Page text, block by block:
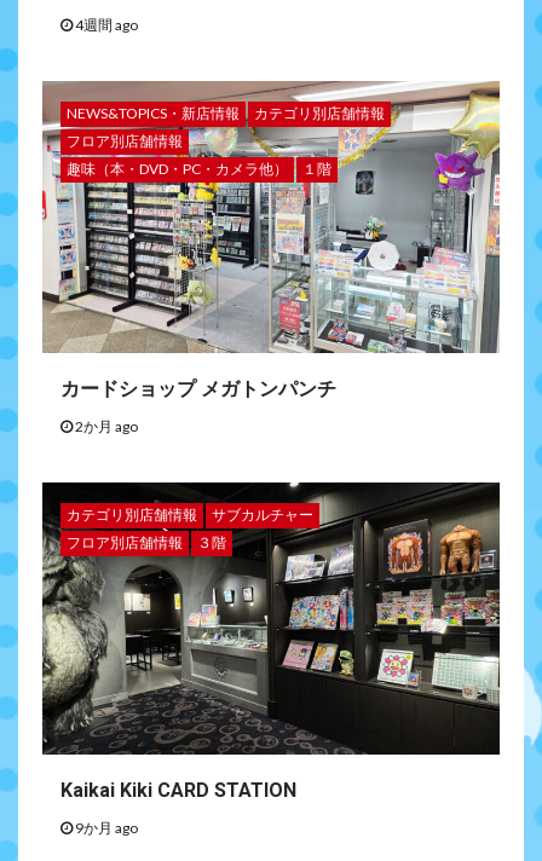
4週間 ago
NEWS&TOPICS・新店情報
カテゴリ別店舗情報
フロア別店舗情報
趣味（本・DVD・PC・カメラ他）
１階
カードショップ メガトンパンチ
2か月 ago
カテゴリ別店舗情報
サブカルチャー
フロア別店舗情報
３階
Kaikai Kiki CARD STATION
9か月 ago